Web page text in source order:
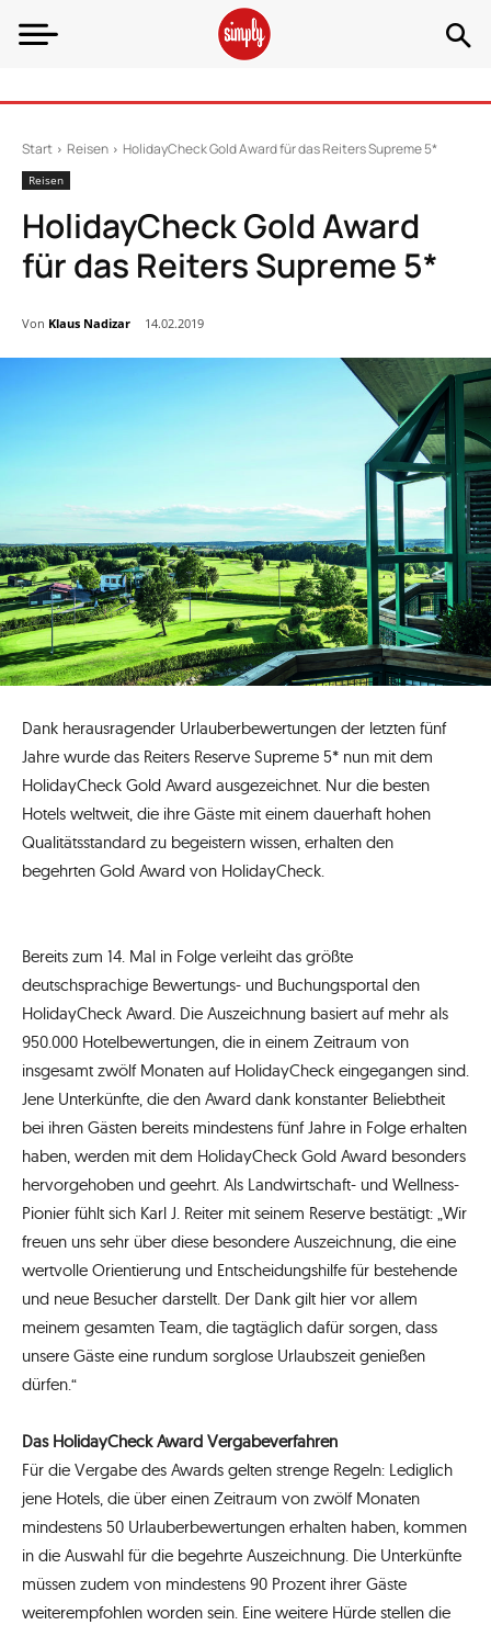
Start Reisen HolidayCheck Gold Award für das Reiters Supreme 5*
Reisen
HolidayCheck Gold Award
für das Reiters Supreme 5*
Von Klaus Nadizar 14.02.2019
Dank herausragender Urlauberbewertungen der letzten fünf
Jahre wurde das Reiters Reserve Supreme 5* nun mit dem
HolidayCheck Gold Award ausgezeichnet. Nur die besten
Hotels weltweit, die ihre Gäste mit einem dauerhaft hohen
Qualitätsstandard zu begeistern wissen, erhalten den
begehrten Gold Award von HolidayCheck.
Bereits zum 14. Mal in Folge verleiht das größte
deutschsprachige Bewertungs- und Buchungsportal den
HolidayCheck Award. Die Auszeichnung basiert auf mehr als
950.000 Hotelbewertungen, die in einem Zeitraum von
insgesamt zwölf Monaten auf HolidayCheck eingegangen sind.
Jene Unterkünfte, die den Award dank konstanter Beliebtheit
bei ihren Gästen bereits mindestens fünf Jahre in Folge erhalten
haben, werden mit dem HolidayCheck Gold Award besonders
hervorgehoben und geehrt. Als Landwirtschaft- und Wellness-
Pionier fühlt sich Karl J. Reiter mit seinem Reserve bestätigt: „Wir
freuen uns sehr über diese besondere Auszeichnung, die eine
wertvolle Orientierung und Entscheidungshilfe für bestehende
und neue Besucher darstellt. Der Dank gilt hier vor allem
meinem gesamten Team, die tagtäglich dafür sorgen, dass
unsere Gäste eine rundum sorglose Urlaubszeit genießen
dürfen.“
Das HolidayCheck Award Vergabeverfahren
Für die Vergabe des Awards gelten strenge Regeln: Lediglich
jene Hotels, die über einen Zeitraum von zwölf Monaten
mindestens 50 Urlauberbewertungen erhalten haben, kommen
in die Auswahl für die begehrte Auszeichnung. Die Unterkünfte
müssen zudem von mindestens 90 Prozent ihrer Gäste
weiterempfohlen worden sein. Eine weitere Hürde stellen die